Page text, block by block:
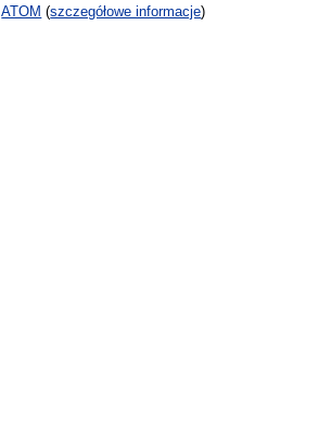
ATOM (szczegółowe informacje)